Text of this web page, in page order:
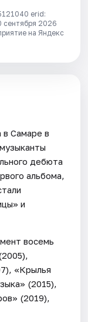
erid:
сентября 2026
на Яндекс
в Самаре в
дебюта
альбома,
и
восемь
«Крылья
(2015),
(2019),